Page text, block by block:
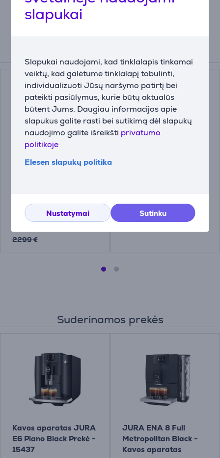
slapukai
Slapukai naudojami, kad tinklalapis tinkamai
veiktų, kad galėtume tinklalapį tobulinti,
individualizuoti Jūsų naršymo patirtį bei
pateikti pasiūlymus, kurie būtų aktualūs
būtent Jums. Daugiau informacijos apie
slapukus galite rasti bei sutikimą dėl slapukų
naudojimo galite išreikšti privatumo
politikoje
Elesen slapukų politika
Nustatymai Sutinku
sertifikuotą pieno sistemos higieną.
Priedai
JURA J8 twin, juodas
Kaina su nuolaida
2299 €
Kaina:
Suderinamos prekės
Kavos aparatas JURA
E6 Piano Black Prekė -
15437
JURA ENA 8 Full
Metropolitan Black -
Kavos aparatas